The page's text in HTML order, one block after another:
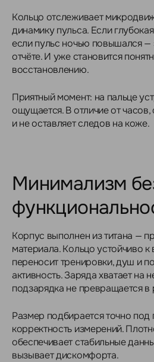
Кольцо отслеживает
динамику пульса. Если
если пульс ночью повышался —
отчёте. И уже становится
восстановлению.
Приятный момент: на пальце
ощущается. В отличие от
и не оставляет следов на коже.
Минимализм
Корпус выполнен из титана —
материала. Кольцо устойчиво к
переносит тренировки, душ и
активность. Заряда хватает на
подзарядка не превращается в
Размер подбирается точно под
корректность измерений.
обеспечивает стабильные
вызывает дискомфорта.